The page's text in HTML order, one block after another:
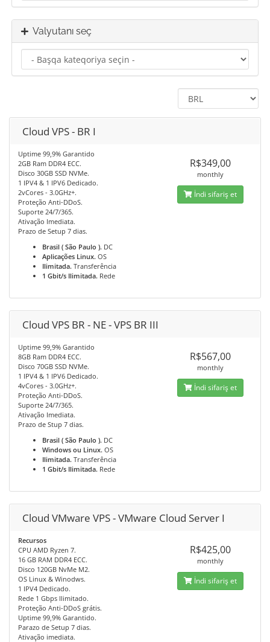
Valyutanı seç
Cloud VPS - BR I
Uptime 99,9% Garantido
2GB Ram DDR4 ECC.
Disco 30GB SSD NVMe.
1 IPV4 & 1 IPV6 Dedicado.
2vCores - 3.0GHz+.
Proteção Anti-DDoS.
Suporte 24/7/365.
Ativação Imediata.
Prazo de Setup 7 dias.
Brasil ( São Paulo ). DC
Aplicações Linux. OS
Ilimitada. Transferência
1 Gbit/s Ilimitada. Rede
R$349,00
monthly
İndi sifariş et
Cloud VPS BR - NE - VPS BR III
Uptime 99,9% Garantido
8GB Ram DDR4 ECC.
Disco 70GB SSD NVMe.
1 IPV4 & 1 IPV6 Dedicado.
4vCores - 3.0GHz+.
Proteção Anti-DDoS.
Suporte 24/7/365.
Ativação Imediata.
Prazo de Stup 7 dias.
Brasil ( São Paulo ). DC
Windows ou Linux. OS
Ilimitada. Transferência
1 Gbit/s Ilimitada. Rede
R$567,00
monthly
İndi sifariş et
Cloud VMware VPS - VMware Cloud Server I
Recursos
CPU AMD Ryzen 7.
16 GB RAM DDR4 ECC.
Disco 120GB NvMe M2.
OS Linux & Winodws.
1 IPV4 Dedicado.
Rede 1 Gbps Ilimitado.
Proteção Anti-DDoS grátis.
Uptime 99,9% Garantido.
Parazo de Setup 7 dias.
Ativação imediata.
R$425,00
monthly
İndi sifariş et